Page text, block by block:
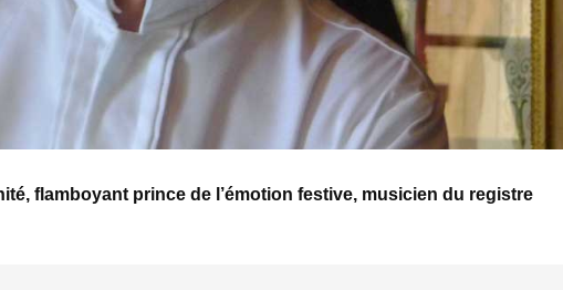
flamboyant prince de l’émotion festive, musicien du registre